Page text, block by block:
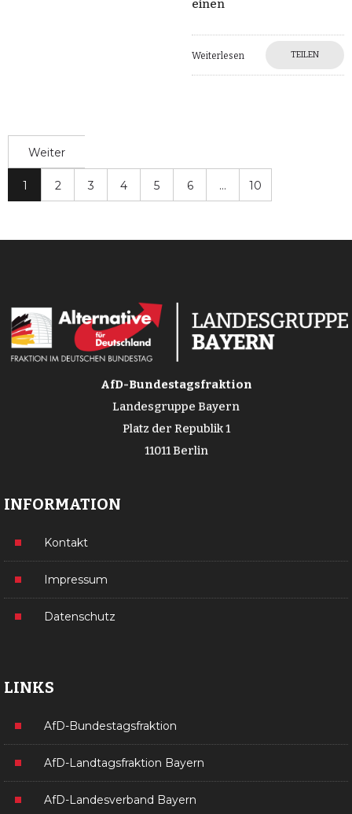
einen
Weiterlesen TEILEN
Weiter
1 2 3 4 5 6 … 10
AfD-Bundestagsfraktion
Landesgruppe Bayern
Platz der Republik 1
11011 Berlin
INFORMATION
Kontakt
Impressum
Datenschutz
LINKS
AfD-Bundestagsfraktion
AfD-Landtagsfraktion Bayern
AfD-Landesverband Bayern